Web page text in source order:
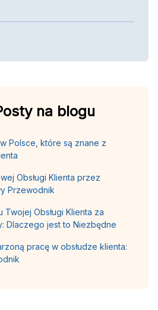
na blogu
Polsce, które są znane z
Obsługi Klienta przez
Przewodnik
Obsługi Klienta za
Dlaczego jest to Niezbędne
pracę w obsłudze klienta: